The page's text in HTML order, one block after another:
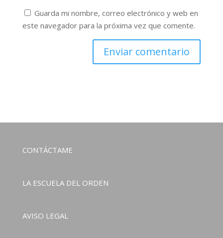
Guarda mi nombre, correo electrónico y web en
este navegador para la próxima vez que comente.
CONTÁCTAME
LA ESCUELA DEL ORDEN
AVISO LEGAL